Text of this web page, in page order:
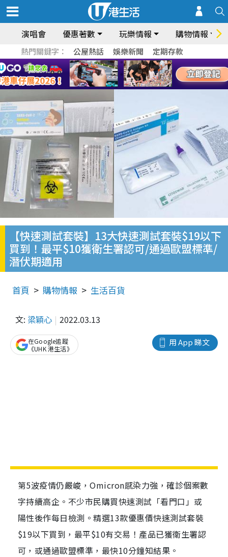
演唱會 優惠著數 玩樂情報 購物情報
熱門關鍵字： 公屋熱話 娛樂新聞 定期存款
【快速測試套裝】13大快速測試套裝$19以下
買到！最平$10獲衛生署認可/通過歐盟標準/
潛伏期適用
首頁 購物情報 生活百貨
文: 梁穎心 2022.03.13
用 App 睇文
在Google追蹤
《UHK 港生活》
第5波疫情仍嚴峻，Omicron感染力強，確診個案數
字持續高企。不少市民購買快速測試「看門口」或
陽性後作每日檢測。精選13款優惠價快速測試套裝
$19以下買到，最平$10有交易！產品已獲衛生署認
可，或通過歐盟標準，最快10分鐘知結果。